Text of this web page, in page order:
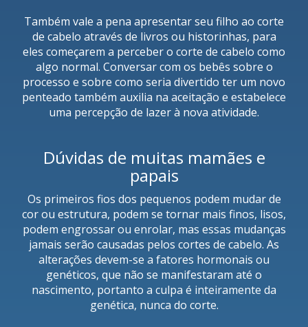
Também vale a pena apresentar seu filho ao corte
de cabelo através de livros ou historinhas, para
eles começarem a perceber o corte de cabelo como
algo normal. Conversar com os bebês sobre o
processo e sobre como seria divertido ter um novo
penteado também auxilia na aceitação e estabelece
uma percepção de lazer à nova atividade.
Dúvidas de muitas mamães e
papais
Os primeiros fios dos pequenos podem mudar de
cor ou estrutura, podem se tornar mais finos, lisos,
podem engrossar ou enrolar, mas essas mudanças
jamais serão causadas pelos cortes de cabelo. As
alterações devem-se a fatores hormonais ou
genéticos, que não se manifestaram até o
nascimento, portanto a culpa é inteiramente da
genética, nunca do corte.